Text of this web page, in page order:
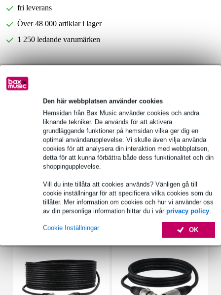
Den här webbplatsen använder cookies
Hemsidan från Bax Music använder cookies och andra
liknande tekniker. De används för att aktivera
grundläggande funktioner på hemsidan vilka ger dig en
optimal användarupplevelse. Vi skulle även vilja använda
cookies för att analysera din interaktion med webbplatsen,
detta för att kunna förbättra både dess funktionalitet och din
shoppingupplevelse.
Vill du inte tillåta att cookies används? Vänligen gå till
cookie inställningar för att specificera vilka cookies som du
tillåter. Mer information om cookies och hur vi använder oss
av din personliga information hittar du i vår privacy policy.
OK
Cookie Inställningar
fri leverans
Över 48 000 artiklar i lager
1 250 ledande varumärken
Produktinformation
Bose L1 Pro16
bärbart line array-system
frekvenssvar: 42 Hz - 18 kHz
Fullständiga specifikationer
Tillbehör (13)